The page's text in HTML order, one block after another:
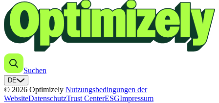
Suchen
DE
© 2026 Optimizely Nutzungsbedingungen der
WebsiteDatenschutzTrust CenterESGImpressum